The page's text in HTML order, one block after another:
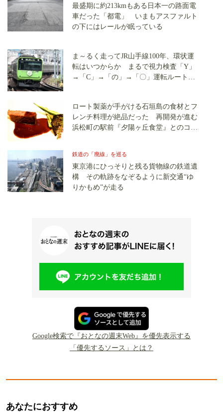
最盛期に約213kmもある日本一の路面電
車だった「都電」 いまもアスファルト
の下にはレールが眠っている
ま～るく走ってJR山手線100年、環状運
転はいつからか まるで視力検査「Y」
→「C」→「の」→「〇」運転ルートの
ロート製薬が手がける石垣島の食材とフ
レンチ料理が絶品だった 再開発が進む
浜松町の駅前『夕陽ヶ丘食堂』とのコラ
鉄道の「廃線」を巡る
東京港にひっそりと残る貨物線の鉄道遺
構 その軌跡をなぞるように新交通“ゆ
りかもめ”が走る
Google検索で『おとなの週末Web』を優先表示する
「優先するソース」とは？
あなたにおすすめ